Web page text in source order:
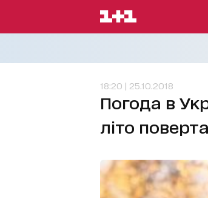
18:20 | 25.10.2018
Погода в
літо